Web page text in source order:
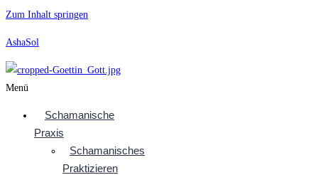
Zum Inhalt springen
AshaSol
Menü
Schamanische
Praxis
Schamanisches
Praktizieren